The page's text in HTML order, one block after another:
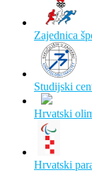
Zajednica
Studijski
Hrvatski
Hrvatski